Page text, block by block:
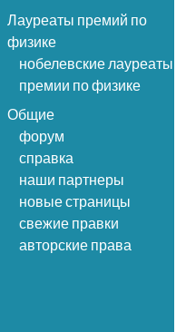
Лауреаты премий по
физике
нобелевские лауреаты
премии по физике
Общие
форум
справка
наши партнеры
новые страницы
свежие правки
авторские права